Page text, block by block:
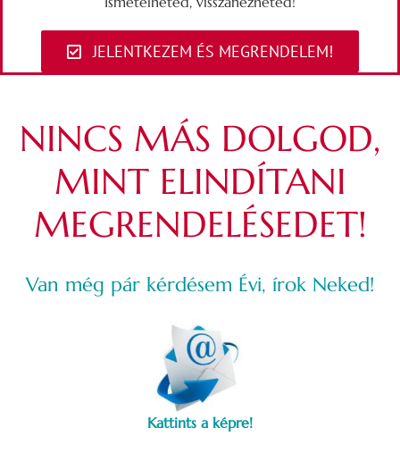
JELENTKEZEM ÉS MEGRENDELEM!
NINCS MÁS DOLGOD,
MINT ELINDÍTANI
MEGRENDELÉSEDET!
Van még pár kérdésem Évi, írok Neked!
Kattints a képre!